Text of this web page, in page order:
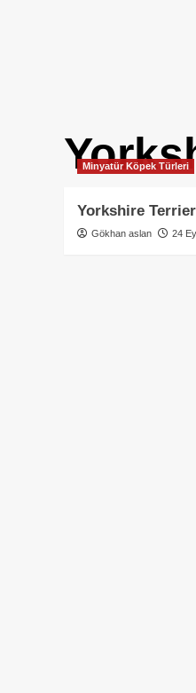
Minyatür Köpek Türleri
Yorkshire Terrier
Gökhan aslan 24